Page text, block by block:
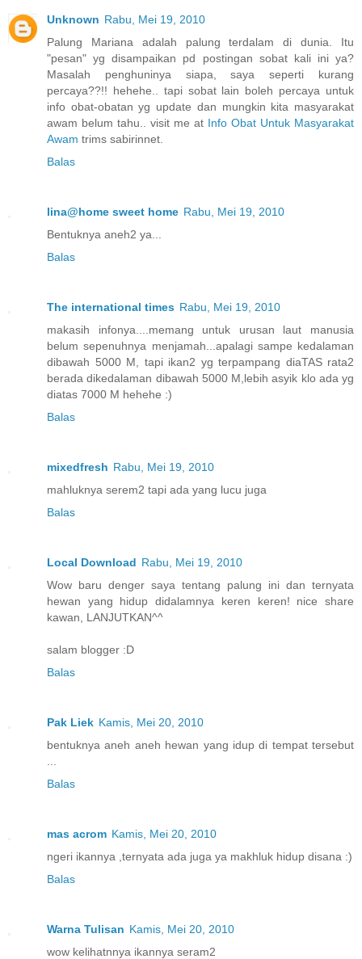
Unknown Rabu, Mei 19, 2010
Palung Mariana adalah palung terdalam di dunia. Itu
"pesan" yg disampaikan pd postingan sobat kali ini ya?
Masalah penghuninya siapa, saya seperti kurang
percaya??!! hehehe.. tapi sobat lain boleh percaya untuk
info obat-obatan yg update dan mungkin kita masyarakat
awam belum tahu.. visit me at Info Obat Untuk Masyarakat
Awam trims sabirinnet.
Balas
lina@home sweet home Rabu, Mei 19, 2010
Bentuknya aneh2 ya...
Balas
The international times Rabu, Mei 19, 2010
makasih infonya....memang untuk urusan laut manusia
belum sepenuhnya menjamah...apalagi sampe kedalaman
dibawah 5000 M, tapi ikan2 yg terpampang diaTAS rata2
berada dikedalaman dibawah 5000 M,lebih asyik klo ada yg
diatas 7000 M hehehe :)
Balas
mixedfresh Rabu, Mei 19, 2010
mahluknya serem2 tapi ada yang lucu juga
Balas
Local Download Rabu, Mei 19, 2010
Wow baru denger saya tentang palung ini dan ternyata
hewan yang hidup didalamnya keren keren! nice share
kawan, LANJUTKAN^^
salam blogger :D
Balas
Pak Liek Kamis, Mei 20, 2010
bentuknya aneh aneh hewan yang idup di tempat tersebut
Balas
mas acrom Kamis, Mei 20, 2010
ngeri ikannya ,ternyata ada juga ya makhluk hidup disana :)
Balas
Warna Tulisan Kamis, Mei 20, 2010
wow kelihatnnya ikannya seram2